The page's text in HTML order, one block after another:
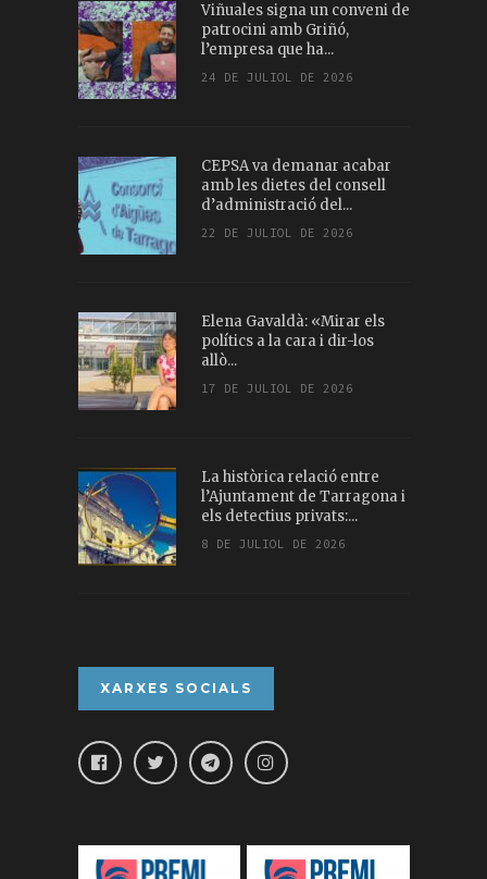
Viñuales signa un conveni de
patrocini amb Griñó,
l’empresa que ha...
24 DE JULIOL DE 2026
CEPSA va demanar acabar
amb les dietes del consell
d’administració del...
22 DE JULIOL DE 2026
Elena Gavaldà: «Mirar els
polítics a la cara i dir-los
allò...
17 DE JULIOL DE 2026
La històrica relació entre
l’Ajuntament de Tarragona i
els detectius privats:...
8 DE JULIOL DE 2026
XARXES SOCIALS